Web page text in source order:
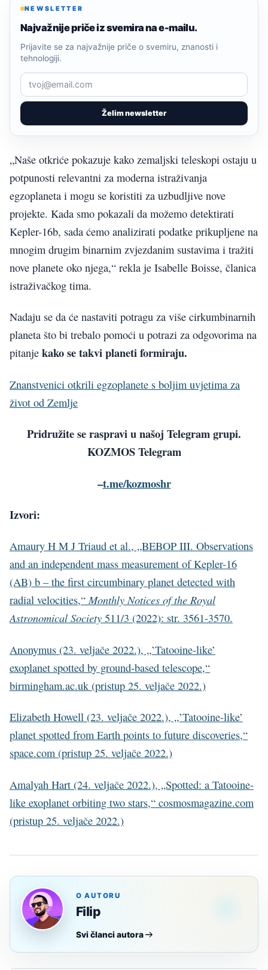
NEWSLETTER
Najvažnije priče iz svemira na e-mailu.
Želim newsletter
Prijavite se za najvažnije priče o svemiru, znanosti i
tehnologiji.
„Naše otkriće pokazuje kako zemaljski teleskopi ostaju u
potpunosti relevantni za moderna istraživanja
egzoplaneta i mogu se koristiti za uzbudljive nove
projekte. Kada smo pokazali da možemo detektirati
Kepler-16b, sada ćemo analizirati podatke prikupljene na
mnogim drugim binarnim zvjezdanim sustavima i tražiti
nove planete oko njega,“ rekla je Isabelle Boisse, članica
istraživačkog tima.
Nadaju se da će nastaviti potragu za više cirkumbinarnih
planeta što bi trebalo pomoći u potrazi za odgovorima na
pitanje kako se takvi planeti formiraju.
Znanstvenici otkrili egzoplanete s boljim uvjetima za
život od Zemlje
Pridružite se raspravi u našoj Telegram grupi.
KOZMOS Telegram
–t.me/kozmoshr
Izvori:
Amaury H M J Triaud et al., „BEBOP III. Observations
and an independent mass measurement of Kepler-16
(AB) b – the first circumbinary planet detected with
radial velocities,“Monthly Notices of the Royal
Astronomical Society 511/3 (2022): str. 3561-3570.
Anonymus (23. veljače 2022.), „’Tatooine-like’
exoplanet spotted by ground-based telescope,“
birmingham.ac.uk (pristup 25. veljače 2022.)
Elizabeth Howell (23. veljače 2022.), „’Tatooine-like’
planet spotted from Earth points to future discoveries,“
space.com (pristup 25. veljače 2022.)
Amalyah Hart (24. veljače 2022.), „Spotted: a Tatooine-
like exoplanet orbiting two stars,“ cosmosmagazine.com
(pristup 25. veljače 2022.)
O AUTORU
Filip
Svi članci autora